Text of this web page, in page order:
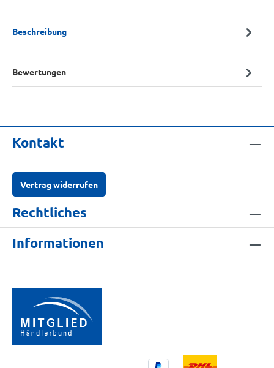
Beschreibung
Bewertungen
Kontakt
Vertrag widerrufen
Rechtliches
Informationen